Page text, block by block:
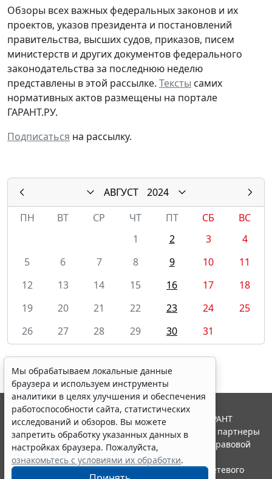
Обзоры всех важных федеральных законов и их
проектов, указов президента и постановлений
правительства, высших судов, приказов, писем
министерств и других документов федерального
законодательства за последнюю неделю
представлены в этой рассылке. Тексты самих
нормативных актов размещены на портале
ГАРАНТ.РУ.
Подписаться на рассылку.
АВГУСТ
2024
ПН
ВТ СР ЧТ ПТ СБ
ВС
1
2 3
4
5
6 7 8 9 10
11
12
13 14 15 16 17
18
19
20 21 22 23 24
25
26
27 28 29 30 31
Мы обрабатываем локальные данные
браузера и используем инструменты
аналитики в целях улучшения и обеспечения
работоспособности сайта, статистических
исследований и обзоров. Вы можете
запретить обработку указанных данных в
настройках браузера. Пожалуйста,
ознакомьтесь с условиями их обработки.
© ООО "НПП "ГАРАНТ-СЕРВИС", 2026. Система ГАРАНТ
выпускается с 1990 года. Компания "Гарант" и ее партнеры
являются участниками Российской ассоциации правовой
информации ГАРАНТ.
Портал ГАРАНТ.РУ зарегистрирован в качестве сетевого